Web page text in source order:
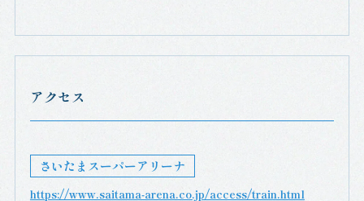
アクセス
さいたまスーパーアリーナ
https://www.saitama-arena.co.jp/access/train.html